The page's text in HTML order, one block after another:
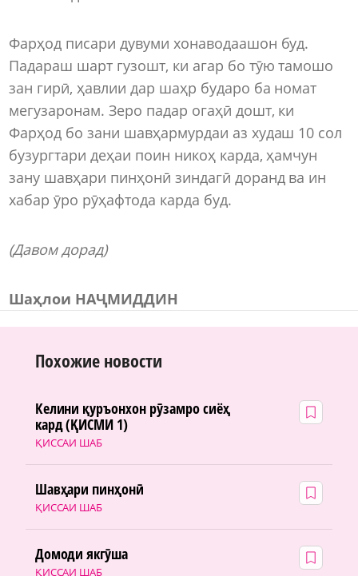
Фарҳод писари дувуми хонаводаашон буд.
Падараш шарт гузошт, ки агар бо тӯю тамошо
зан гирӣ, ҳавлии дар шаҳр бударо ба номат
мегузаронам. Зеро падар огаҳӣ дошт, ки
Фарҳод бо зани шавҳармурдаи аз худаш 10 сол
бузургтари деҳаи поин никоҳ карда, ҳамчун
зану шавҳари пинҳонӣ зиндагӣ доранд ва ин
хабар ӯро рӯҳафтода карда буд.
(Давом дорад)
Шаҳлои НАҶМИДДИН
Похожие новости
ҚИССАИ ШАБ
Келини қуръонхон рӯзамро сиёҳ
кард (ҚИСМИ 1)
ҚИССАИ ШАБ
Шавҳари пинҳонӣ
ҚИССАИ ШАБ
Домоди якгӯша